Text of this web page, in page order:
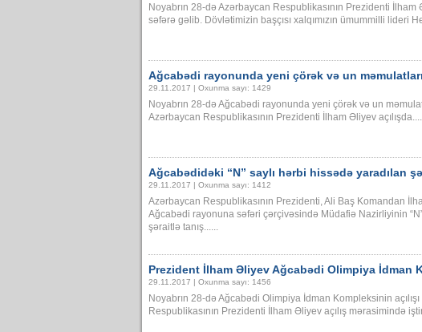
Noyabrın 28-də Azərbaycan Respublikasının Prezidenti
səfərə gəlib. Dövlətimizin başçısı xalqımızın ümummilli lideri
Ağcabədi rayonunda yeni çörək və un
29.11.2017 | Oxunma sayı: 1429
Noyabrın 28-də Ağcabədi rayonunda yeni çörək və un
Azərbaycan Respublikasının Prezidenti İlham Əliyev
Ağcabədidəki “N” saylı hərbi hissədə yaradılan
29.11.2017 | Oxunma sayı: 1412
Azərbaycan Respublikasının Prezidenti, Ali Baş Komandan
Ağcabədi rayonuna səfəri çərçivəsində Müdafiə Nazirliyinin
şəraitlə tanış......
Prezident İlham Əliyev Ağcabədi Olimpiya İdman
29.11.2017 | Oxunma sayı: 1456
Noyabrın 28-də Ağcabədi Olimpiya İdman Kompleksinin
Respublikasının Prezidenti İlham Əliyev açılış mərasimində